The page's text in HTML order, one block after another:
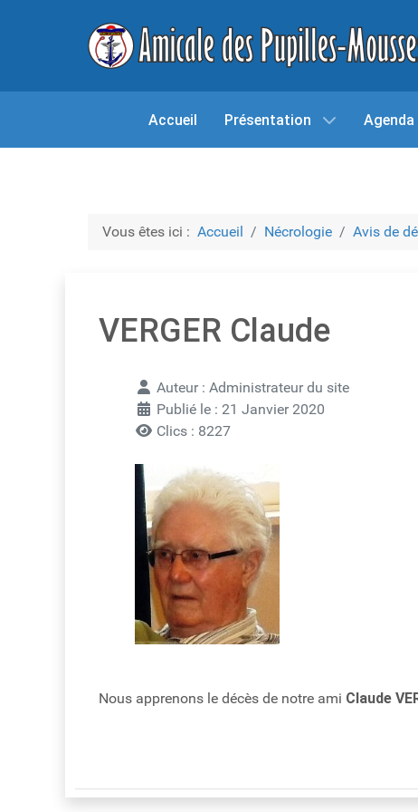
Accueil Présentation Agenda
Vous êtes ici : Accueil Nécrologie Avis de
VERGER Claude
Détails Auteur : Administrateur du site
Publié le : 21 Janvier 2020
Clics : 8227
Nous apprenons le décès de notre ami Claude